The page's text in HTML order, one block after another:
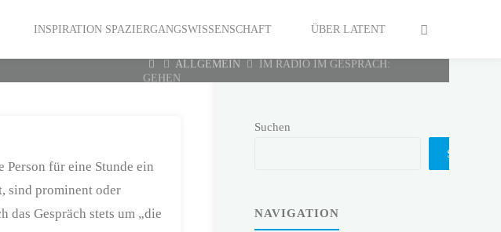
INSPIRATION SPAZIERGANGSWISSENSCHAFT ÜBER LATENT
HOMEALLGEMEIN
IM RADIO IM GESPRÄCH:
GEHEN
für eine Stunde ein
sind prominent oder
das Gespräch stets um „die
Suchen
Suchen
NAVIGATION